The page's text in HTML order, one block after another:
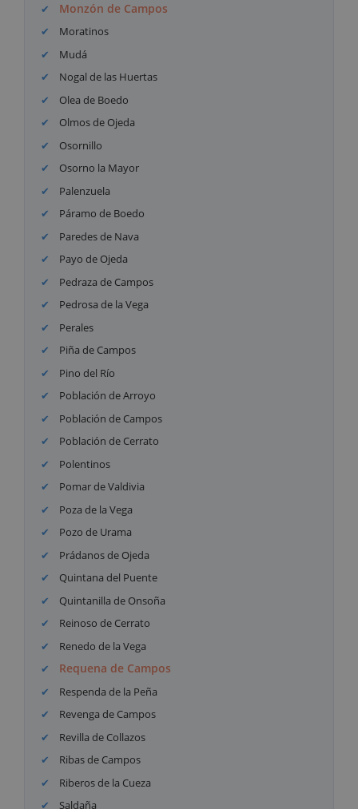
Monzón de Campos
Moratinos
Mudá
Nogal de las Huertas
Olea de Boedo
Olmos de Ojeda
Osornillo
Osorno la Mayor
Palenzuela
Páramo de Boedo
Paredes de Nava
Payo de Ojeda
Pedraza de Campos
Pedrosa de la Vega
Perales
Piña de Campos
Pino del Río
Población de Arroyo
Población de Campos
Población de Cerrato
Polentinos
Pomar de Valdivia
Poza de la Vega
Pozo de Urama
Prádanos de Ojeda
Quintana del Puente
Quintanilla de Onsoña
Reinoso de Cerrato
Renedo de la Vega
Requena de Campos
Respenda de la Peña
Revenga de Campos
Revilla de Collazos
Ribas de Campos
Riberos de la Cueza
Saldaña